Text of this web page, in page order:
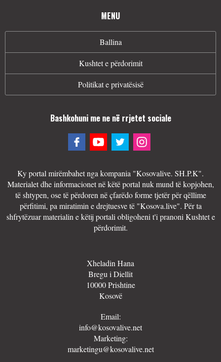
MENU
Ballina
Kushtet e përdorimit
Politikat e privatësisë
Bashkohuni me ne në rrjetet sociale
Ky portal mirëmbahet nga kompania "Kosovalive. SH.P.K".
Materialet dhe informacionet në këtë portal nuk mund të kopjohen,
të shtypen, ose të përdoren në çfarëdo forme tjetër për qëllime
përfitimi, pa miratimin e drejtuesve të "Kosova.live". Për ta
shfrytëzuar materialin e këtij portali obligoheni t'i pranoni Kushtet e
përdorimit.
Xheladin Hana
Bregu i Diellit
10000 Prishtine
Kosovë
Email:
info@kosovalive.net
Marketing:
marketingu@kosovalive.net